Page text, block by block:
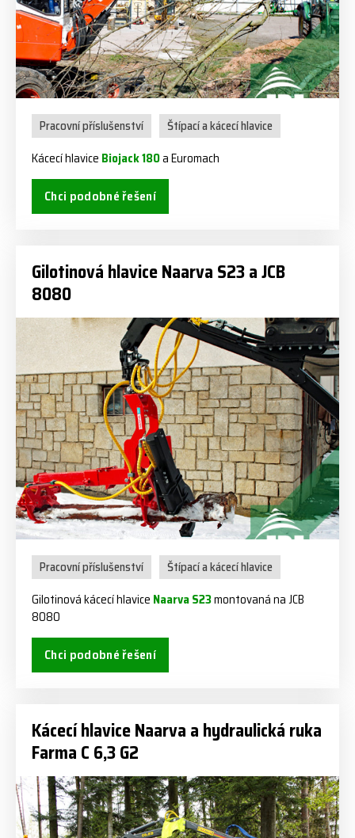
Pracovní příslušenství
Štípací a kácecí hlavice
Kácecí hlavice Biojack 180a Euromach
Chci podobné řešení
Gilotinová hlavice Naarva S23 a JCB
8080
Pracovní příslušenství
Štípací a kácecí hlavice
Gilotinová kácecí hlavice Naarva S23montovaná na JCB
8080
Chci podobné řešení
Kácecí hlavice Naarva a hydraulická ruka
Farma C 6,3 G2